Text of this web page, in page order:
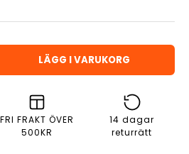
LÄGG I VARUKORG
FRI FRAKT ÖVER
500KR
14 dagar
returrätt